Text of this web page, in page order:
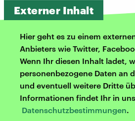
Externer Inhalt
Hier geht es zu einem
Anbieters wie Twitter,
Wenn Ihr diesen Inhalt ladet,
personenbezogene Daten an
und eventuell weitere Dritte
Informationen findet Ihr in
Datenschutzbestimmungen.